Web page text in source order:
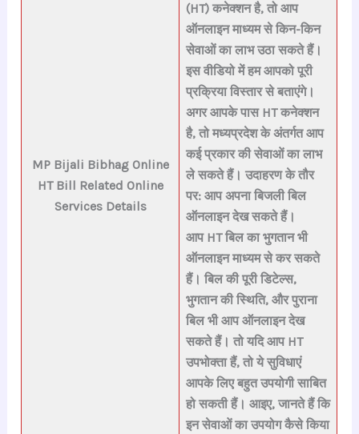
MP Bijali Bibhag Online
HT Bill Related Online
Services Details
(HT) कनेक्शन है, तो आप
ऑनलाइन माध्यम से किन-किन
सेवाओं का लाभ उठा सकते हैं।
इस वीडियो में हम आपको पूरी
प्रक्रिया विस्तार से बताएंगे।
अगर आपके पास HT कनेक्शन
है, तो मध्यप्रदेश के अंतर्गत आप
कई प्रकार की सेवाओं का लाभ
ले सकते हैं। उदाहरण के तौर
पर: आप अपना बिजली बिल
ऑनलाइन देख सकते हैं।
आप HT बिल का भुगतान भी
ऑनलाइन माध्यम से कर सकते
हैं। बिल की पूरी डिटेल्स,
भुगतान की स्थिति, और पुराना
बिल भी आप ऑनलाइन देख
सकते हैं। तो यदि आप HT
उपभोक्ता हैं, तो ये सुविधाएं
आपके लिए बहुत उपयोगी साबित
हो सकती हैं। आइए, जानते हैं कि
इन सेवाओं का उपयोग कैसे किया